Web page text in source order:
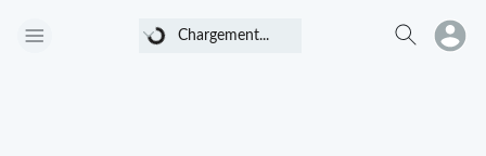
Chargement...